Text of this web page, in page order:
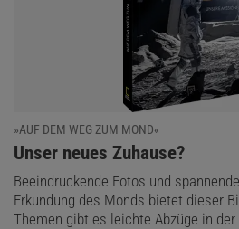
»AUF DEM WEG ZUM MOND«
:
Unser neues Zuhause?
Beeindruckende Fotos und
Erkundung des Monds bietet dieser
Themen gibt es leichte Abzüge in der